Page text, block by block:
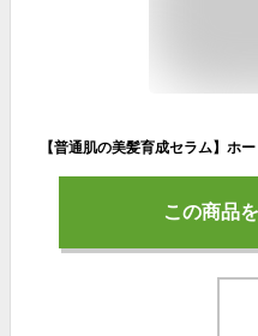
この商品